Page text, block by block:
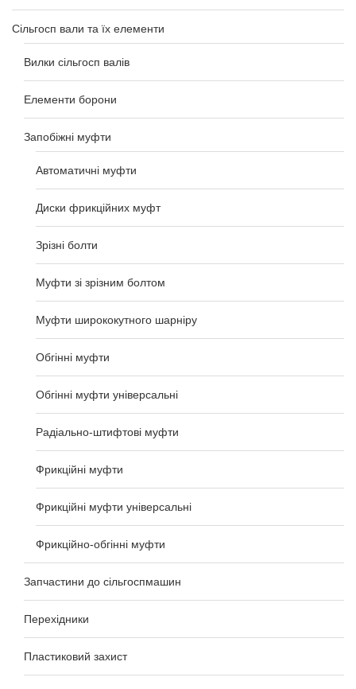
Сільгосп вали та їх елементи
Вилки сільгосп валів
Елементи борони
Запобіжні муфти
Автоматичні муфти
Диски фрикційних муфт
Зрізні болти
Муфти зі зрізним болтом
Муфти ширококутного шарніру
Обгінні муфти
Обгінні муфти універсальні
Радіально-штифтові муфти
Фрикційні муфти
Фрикційні муфти універсальні
Фрикційно-обгінні муфти
Запчастини до сільгоспмашин
Перехідники
Пластиковий захист